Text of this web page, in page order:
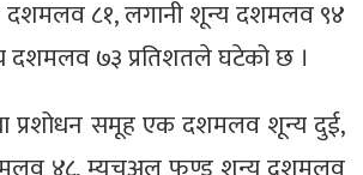
दशमलव ८१, लगानी शून्य दशमलव ९४
दशमलव ७३ प्रतिशतले घटेको छ ।
प्रशोधन समूह एक दशमलव शून्य दुई,